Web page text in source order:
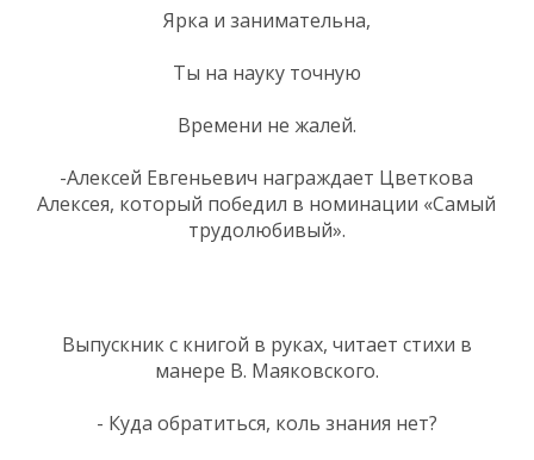
Ярка и занимательна,
Ты на науку точную
Времени не жалей.
-Алексей Евгеньевич награждает Цветкова
Алексея, который победил в номинации «Самый
трудолюбивый».
Выпускник с книгой в руках, читает стихи в
манере В. Маяковского.
- Куда обратиться, коль знания нет?